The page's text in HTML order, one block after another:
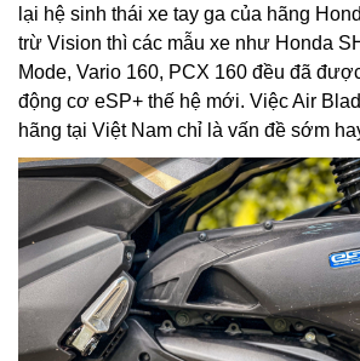
lại hệ sinh thái xe tay ga của hãng
trừ Vision thì các mẫu xe như Honda
Mode, Vario 160, PCX 160 đều đã
động cơ eSP+ thế hệ mới. Việc Air
hãng tại Việt Nam chỉ là vấn đề sớm